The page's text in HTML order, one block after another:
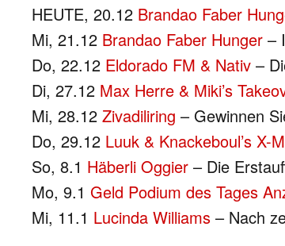
HEUTE, 20.12 Brandao Faber
Mi, 21.12 Brandao Faber Hunger –
Do, 22.12 Eldorado FM & Nativ –
Di, 27.12 Max Herre & Miki’s
Mi, 28.12 Zivadiliring – Gewinnen
Do, 29.12 Luuk & Knackeboul’s X-
So, 8.1 Häberli Oggier – Die
Mo, 9.1 Geld Podium des Tages
Mi, 11.1 Lucinda Williams – Nach